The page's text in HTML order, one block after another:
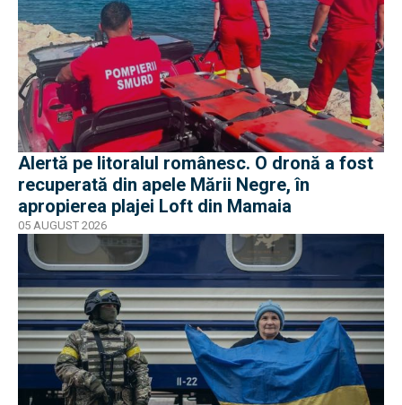
Alertă pe litoralul românesc. O dronă a fost
recuperată din apele Mării Negre, în
apropierea plajei Loft din Mamaia
05 AUGUST 2026